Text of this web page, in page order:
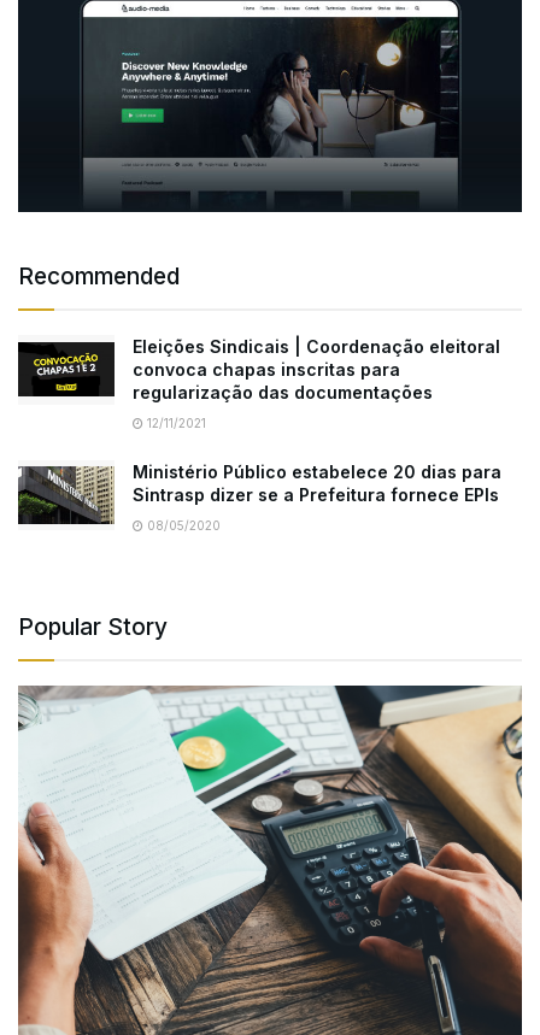
Recommended
Eleições Sindicais | Coordenação eleitoral
convoca chapas inscritas para
regularização das documentações
12/11/2021
Ministério Público estabelece 20 dias para
Sintrasp dizer se a Prefeitura fornece EPIs
08/05/2020
Popular Story